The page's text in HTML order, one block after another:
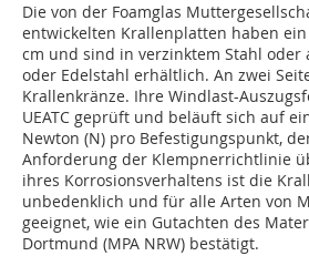
Die von der Foamglas
entwickelten Krallenplatten haben
cm und sind in verzinktem Stahl oder
oder Edelstahl erhältlich. An zwei
Krallenkränze. Ihre Windlast-
UEATC geprüft und beläuft sich auf
Newton (N) pro Befestigungspunkt,
Anforderung der Klempnerrichtlinie
ihres Korrosionsverhaltens ist die
unbedenklich und für alle Arten von
geeignet, wie ein Gutachten des
Dortmund (MPA NRW) bestätigt.